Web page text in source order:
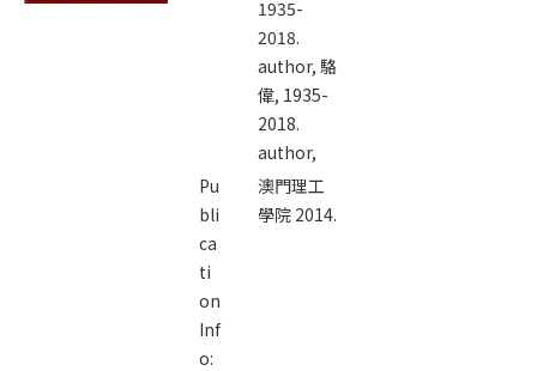
1935-
2018.
author, 駱
偉, 1935-
2018.
author,
Pu
bli
ca
ti
on
Inf
o:
澳門理工
學院 2014.